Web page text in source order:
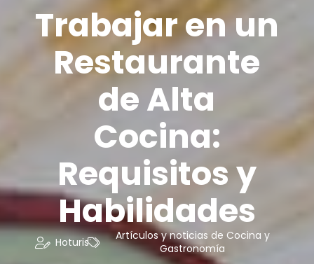
Trabajar en un
Restaurante
de Alta
Cocina:
Requisitos y
Habilidades
Hoturis
Artículos y noticias de Cocina y
Gastronomía